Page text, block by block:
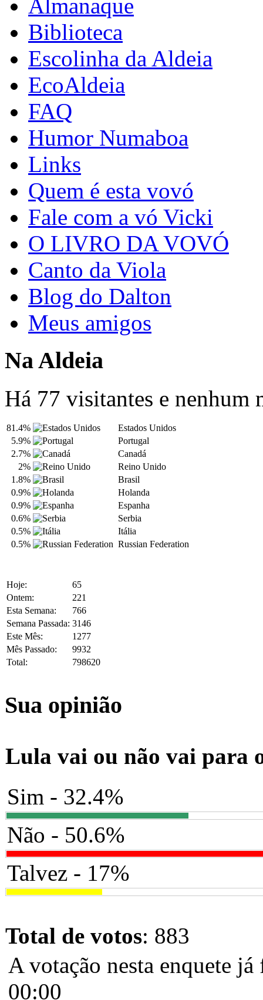
Almanaque
Biblioteca
Escolinha da Aldeia
EcoAldeia
FAQ
Humor Numaboa
Links
Quem é esta vovó
Fale com a vó Vicki
O LIVRO DA VOVÓ
Canto da Viola
Blog do Dalton
Meus amigos
Na Aldeia
Há 77 visitantes e nenhum
81.4%
Estados Unidos
5.9%
Portugal
2.7%
Canadá
2%
Reino Unido
1.8%
Brasil
0.9%
Holanda
0.9%
Espanha
0.6%
Serbia
0.5%
Itália
0.5%
Russian Federation
Hoje:
65
Ontem:
221
Esta Semana:
766
Semana Passada: 3146
Este Mês:
1277
Mês Passado:
9932
Total:
798620
Sua opinião
Lula vai ou não vai para
Sim - 32.4%
Não - 50.6%
Talvez - 17%
Total de votos: 883
A votação nesta enquete
00:00